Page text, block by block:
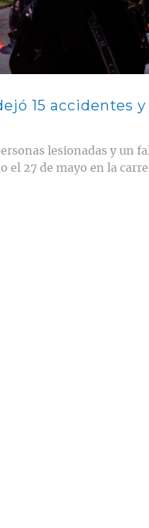
15 accidentes
lesionadas y un
27 de mayo en la